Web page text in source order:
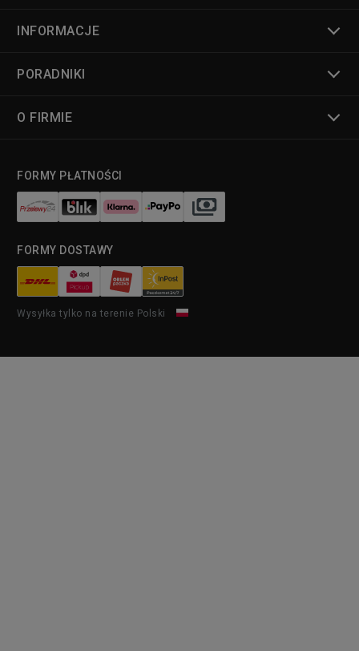
INFORMACJE
PORADNIKI
O FIRMIE
FORMY PŁATNOŚCI
FORMY DOSTAWY
Wysyłka tylko na terenie Polski